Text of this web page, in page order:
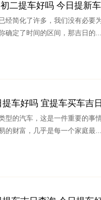
二提车好吗 今日提新
经简化了许多，我们没有必要
确定了时间的区间，那吉日的...
车好吗 宜提车买车吉
型的汽车，这是一件重要的事
的财富，几乎是每一个家庭最...